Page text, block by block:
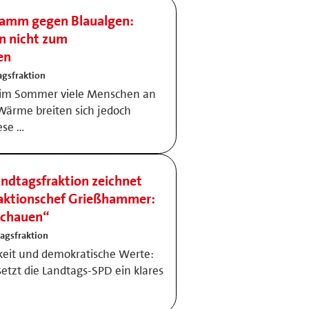
gegen Blaualgen:
nicht zum
Sommer viele Menschen an
breiten sich jedoch
…
zeichnet
Grießhammer:
und demokratische Werte:
die Landtags-SPD ein klares